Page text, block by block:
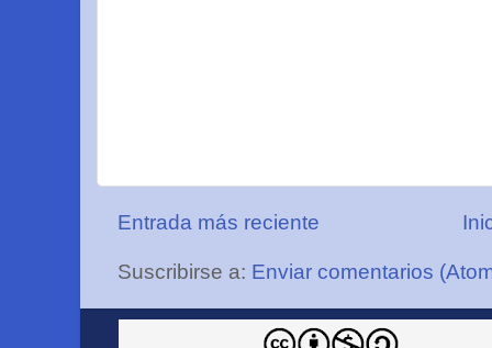
Entrada más reciente
Suscribirse a: Enviar comentarios